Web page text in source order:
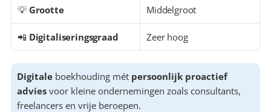
💡 Grootte Middelgroot
📲 Digitaliseringsgraad Zeer hoog
Digitale boekhouding mét persoonlijk proactief
advies voor kleine ondernemingen zoals consultants,
freelancers en vrije beroepen.